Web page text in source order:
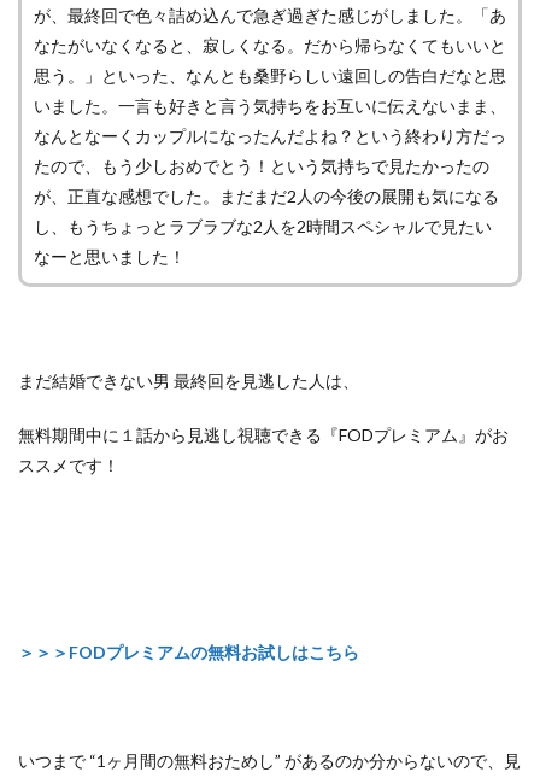
が、最終回で色々詰め込んで急ぎ過ぎた感じがしました。「あ
なたがいなくなると、寂しくなる。だから帰らなくてもいいと
思う。」といった、なんとも桑野らしい遠回しの告白だなと思
いました。一言も好きと言う気持ちをお互いに伝えないまま、
なんとなーくカップルになったんだよね？という終わり方だっ
たので、もう少しおめでとう！という気持ちで見たかったの
が、正直な感想でした。まだまだ2人の今後の展開も気になる
し、もうちょっとラブラブな2人を2時間スペシャルで見たい
なーと思いました！
まだ結婚できない男 最終回を見逃した人は、
無料期間中に１話から見逃し視聴できる『FODプレミアム』がお
ススメです！
＞＞＞FODプレミアムの無料お試しはこちら
いつまで “1ヶ月間の無料おためし” があるのか分からないので、
見